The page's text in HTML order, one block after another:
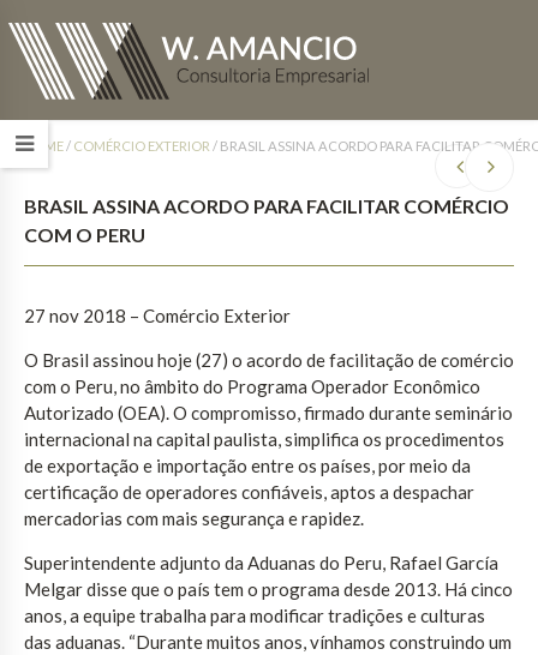
HOME/ COMÉRCIO EXTERIOR / BRASIL ASSINA ACORDO PARA FACILITAR
BRASIL ASSINA ACORDO PARA FACILITAR COMÉRCIO
COM O PERU
27 nov 2018 – Comércio Exterior
O Brasil assinou hoje (27) o acordo de facilitação de comércio
com o Peru, no âmbito do Programa Operador Econômico
Autorizado (OEA). O compromisso, firmado durante seminário
internacional na capital paulista, simplifica os procedimentos
de exportação e importação entre os países, por meio da
certificação de operadores confiáveis, aptos a despachar
mercadorias com mais segurança e rapidez.
Superintendente adjunto da Aduanas do Peru, Rafael García
Melgar disse que o país tem o programa desde 2013. Há cinco
anos, a equipe trabalha para modificar tradições e culturas
das aduanas. “Durante muitos anos, vínhamos construindo um